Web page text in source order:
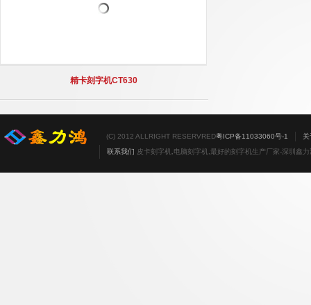
精卡刻字机CT630
(C) 2012 ALLRIGHT RESERVRED粤ICP备11033060号-1
联系我们 皮卡刻字机,电脑刻字机,最好的刻字机生产厂家-深圳鑫